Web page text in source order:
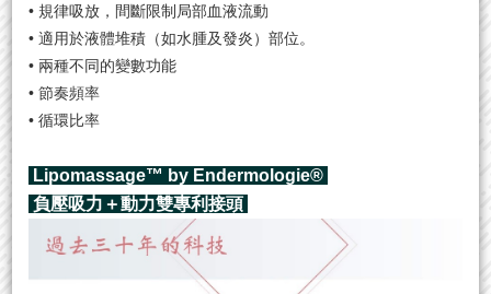
• 規律吸放，間斷限制局部血液流動
• 適用於液體堆積（如水腫及發炎）部位。
• 兩種不同的變數功能
• 節奏頻率
• 循環比率
Lipomassage™ by Endermologie®
負壓吸力＋動力雙專利接頭